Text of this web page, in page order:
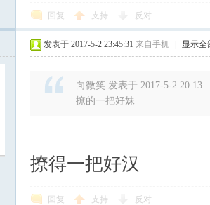
回复 支持 反对
发表于 2017-5-2 23:45:31 来自手机 显示全
向微笑 发表于 2017-5-2 20:13
撩的一把好妹
撩得一把好汉
回复 支持 反对